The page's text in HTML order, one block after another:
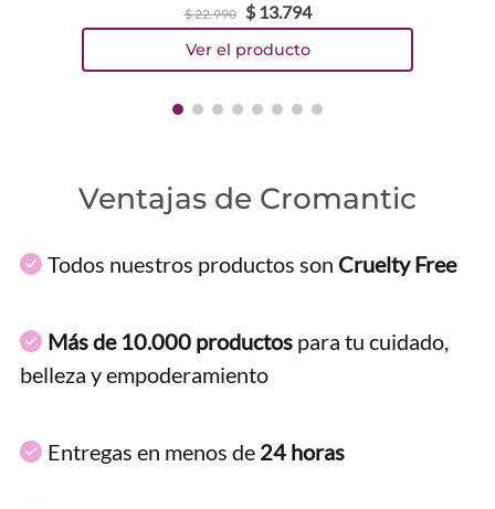
$22.990 $ 13.794
Ventajas de Cromantic
Todos nuestros productos son Cruelty Free
Más de 10.000 productos para tu cuidado,
belleza y empoderamiento
Entregas en menos de 24 horas